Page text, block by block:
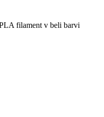
filament v beli barvi